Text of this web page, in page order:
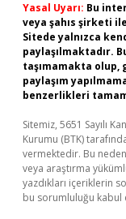
Yasal Uyarı: Bu
veya şahıs şirketi
Sitede yalnızca
paylaşılmaktadır.
taşımamakta olup,
paylaşım
benzerlikleri
Sitemiz, 5651 Sayılı
Kurumu (BTK)
vermektedir. Bu
veya araştırma
yazdıkları içeriklerin
bu sorumluluğu kabul